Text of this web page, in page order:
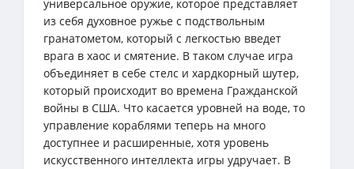
универсальное оружие, которое представляет
из себя духовное ружье с подствольным
гранатометом, который с легкостью введет
врага в хаос и смятение. В таком случае игра
объединяет в себе стелс и хардкорный шутер,
который происходит во времена Гражданской
войны в США. Что касается уровней на воде, то
управление кораблями теперь на много
доступнее и расширенные, хотя уровень
искусственного интеллекта игры удручает. В